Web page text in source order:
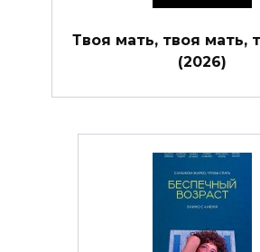
Твоя мать, твоя мать,
(2026)